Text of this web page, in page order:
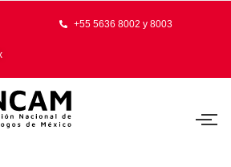
+55 5636 8002 y 8003